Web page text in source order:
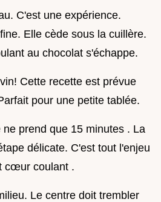
C'est une expérience.
Elle cède sous la cuillère.
au chocolat s'échappe.
Cette recette est prévue
pour une petite tablée.
prend que 15 minutes . La
délicate. C'est tout l'enjeu
cœur coulant .
Le centre doit trembler